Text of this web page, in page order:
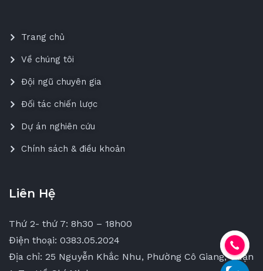
Trang chủ
Về chúng tôi
Đội ngũ chuyên gia
Đối tác chiến lược
Dự án nghiên cứu
Chính sách & điều khoản
Liên Hệ
Thứ 2- thứ 7: 8h30 – 18h00
Điện thoại: 0383.05.2024
Địa chỉ: 25 Nguyễn Khắc Nhu, Phường Cô Giang, Quận